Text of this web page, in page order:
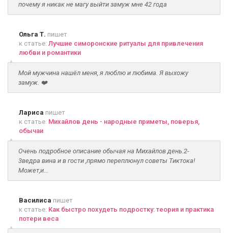
почему я никак не магу выйти замуж мне 42 года
Ольга Т. пишет
к статье: Лучшие симоронские ритуалы для привлечения
любви и романтики
Мой мужчина нашёл меня, я люблю и любима. Я выхожу
замуж. ❤️
Лариса пишет
к статье: Михайлов день - народные приметы, поверья,
обычаи
Очень подробное описание обычая на Михайлов день.2-
3ведра вина и в гости ,прямо переплюнул советы Тиктока!
Может,и...
Василиса пишет
к статье: Как быстро похудеть подростку: теория и практика
потери веса